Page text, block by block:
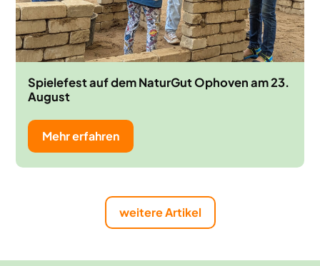
Spielefest auf dem NaturGut Ophoven am 23.
August
Mehr erfahren
weitere Artikel